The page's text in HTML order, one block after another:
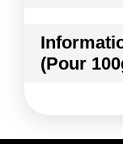
MELON
(Pour
Kilojoules